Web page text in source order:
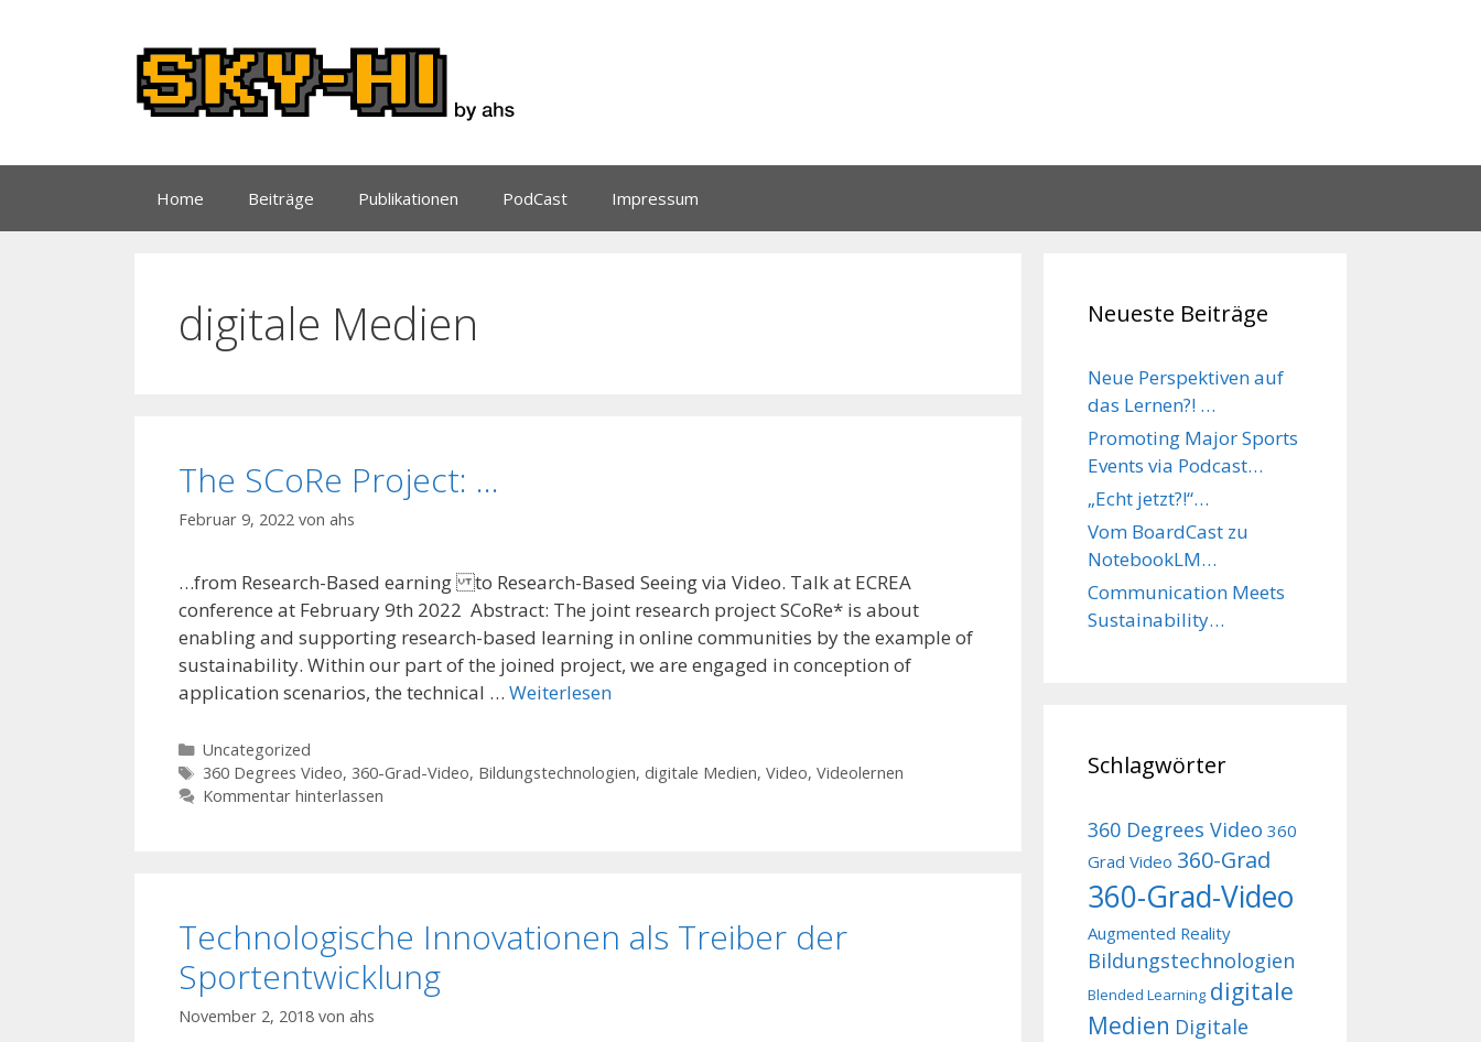
Home Beiträge Publikationen PodCast Impressum
digitale Medien
The SCoRe Project: …
Februar 9, 2022 von ahs
…from Research-Based earning to Research-Based Seeing via Video. Talk at ECREA
conference at February 9th 2022 Abstract: The joint research project SCoRe* is about
enabling and supporting research-based learning in online communities by the example of
sustainability. Within our part of the joined project, we are engaged in conception of
application scenarios, the technical … Weiterlesen
Kategorien
Uncategorized
Schlagwörter
360 Degrees Video, 360-Grad-Video, Bildungstechnologien, digitale Medien, Video, Videolernen
Kommentar hinterlassen
Technologische Innovationen als Treiber der
Sportentwicklung
November 2, 2018 von ahs
Neueste Beiträge
Neue Perspektiven auf
das Lernen?! …
Promoting Major Sports
Events via Podcast…
„Echt jetzt?!“…
Vom BoardCast zu
NotebookLM…
Communication Meets
Sustainability…
Schlagwörter
360 Degrees Video 360
Grad Video 360-Grad
360-Grad-Video
Augmented Reality
Bildungstechnologien
Blended Learning digitale
Medien Digitale